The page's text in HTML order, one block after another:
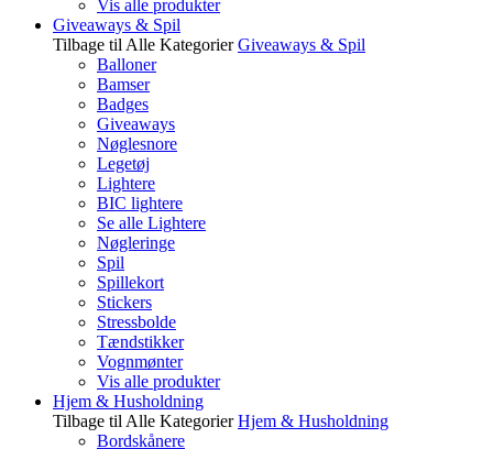
Vis alle produkter
Giveaways & Spil
Tilbage til Alle Kategorier Giveaways & Spil
Balloner
Bamser
Badges
Giveaways
Nøglesnore
Legetøj
Lightere
BIC lightere
Se alle Lightere
Nøgleringe
Spil
Spillekort
Stickers
Stressbolde
Tændstikker
Vognmønter
Vis alle produkter
Hjem & Husholdning
Tilbage til Alle Kategorier Hjem & Husholdning
Bordskånere